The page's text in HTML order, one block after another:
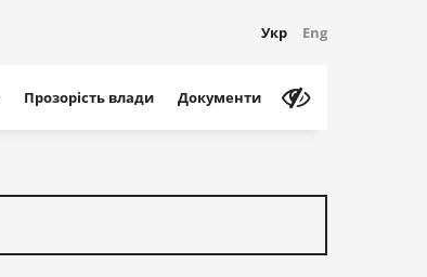
Укр Eng
Прозорість влади Документи